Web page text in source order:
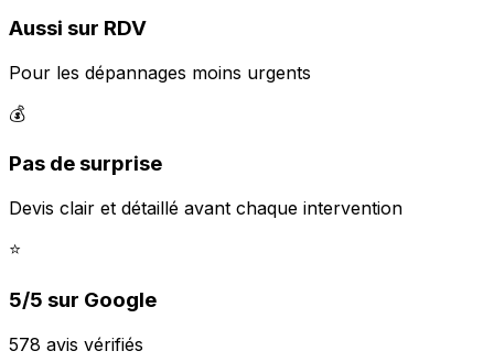
Aussi sur RDV
Pour les dépannages moins urgents
💰
Pas de surprise
Devis clair et détaillé avant chaque intervention
⭐
5/5 sur Google
578 avis vérifiés